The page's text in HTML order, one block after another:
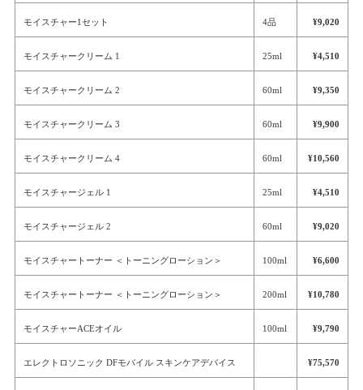
モイスチャー1セット 4品 ¥9,020
モイスチャークリーム 1 25ml ¥4,510
モイスチャークリーム 2 60ml ¥9,350
モイスチャークリーム 3 60ml ¥9,900
モイスチャークリーム 4 60ml ¥10,560
モイスチャージェル 1 25ml ¥4,510
モイスチャージェル 2 60ml ¥9,020
モイスチャートーナー ＜トーニングローション＞ 100ml ¥6,600
モイスチャートーナー ＜トーニングローション＞ 200ml ¥10,780
モイスチャーACEオイル 100ml ¥9,790
エレクトロソニック DFモバイル スキンケアデバイス ¥75,570